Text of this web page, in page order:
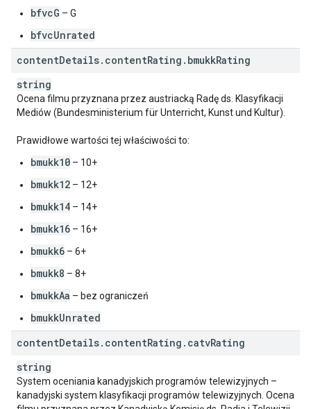
bfvcG – G
bfvcUnrated
contentDetails. contentRating . bmukkRating
string
Ocena filmu przyznana przez austriacką Radę ds. Klasyfikacji
Mediów (Bundesministerium für Unterricht, Kunst und Kultur).
Prawidłowe wartości tej właściwości to:
bmukk10 – 10+
bmukk12 – 12+
bmukk14 – 14+
bmukk16 – 16+
bmukk6 – 6+
bmukk8 – 8+
bmukkAa – bez ograniczeń
bmukkUnrated
contentDetails. contentRating . catvRating
string
System oceniania kanadyjskich programów telewizyjnych –
kanadyjski system klasyfikacji programów telewizyjnych. Ocena